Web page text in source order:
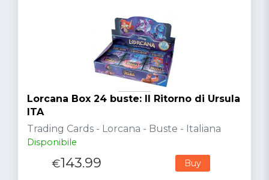
Lorcana Box 24 buste: Il Ritorno di Ursula
ITA
Trading Cards - Lorcana - Buste - Italiana
Disponibile
€143.99 Buy